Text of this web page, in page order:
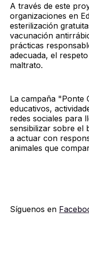
A través de este
organizaciones en
esterilización
vacunación
prácticas
adecuada, el
maltrato.
La campaña "Ponte
educativos,
redes sociales para
sensibilizar sobre el
a actuar con
animales que
Síguenos en